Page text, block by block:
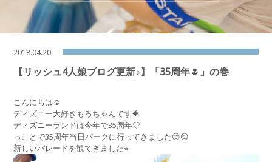
2018.04.20
【リッシュ4人娘ブログ更新♪】「35周年🌷」の巻
こんにちは☺︎
ディズニー大好きもろちゃんです🐠
ディズニーランドは今年で35周年♡
っことで35周年当日パークに行ってきました😊😊
新しいパレードを観てきました⭐︎